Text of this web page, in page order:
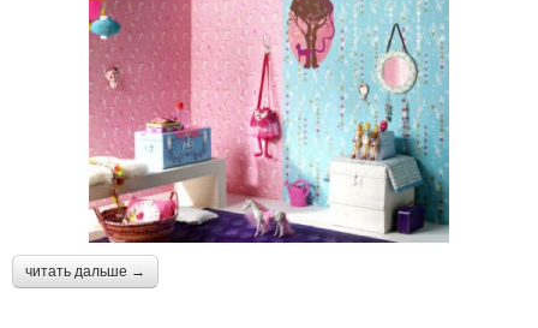
читать дальше →